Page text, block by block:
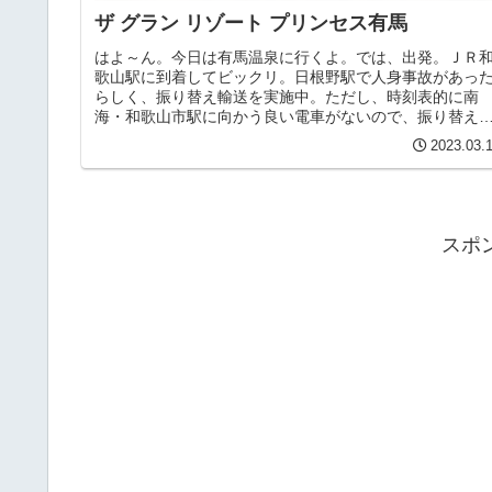
ザ グラン リゾート プリンセス有馬
はよ～ん。今日は有馬温泉に行くよ。では、出発。ＪＲ和
歌山駅に到着してビックリ。日根野駅で人身事故があった
らしく、振り替え輸送を実施中。ただし、時刻表的に南
海・和歌山市駅に向かう良い電車がないので、振り替え輸
スポ